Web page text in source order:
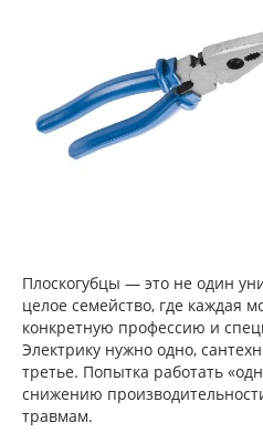
Плоскогубцы — это не один
целое семейство, где каждая
конкретную профессию и
Электрику нужно одно,
третье. Попытка работать
снижению
травмам.